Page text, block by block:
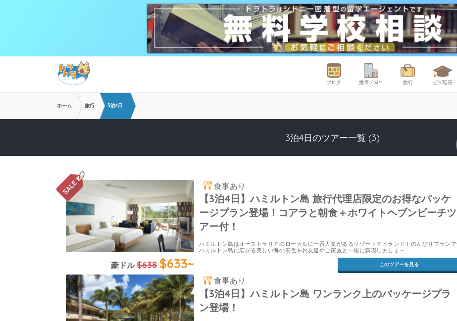
ブログ 携帯 / SIM 旅行 ビザ延長
ホーム 旅行 3泊4日
3泊4日のツアー一覧 (3)
豪ドル $638 $633~
食事あり
【3泊4日】ハミルトン島 旅行代理店限定のお得なパッケ
ージプラン登場！コアラと朝食＋ホワイトヘブンビーチツ
アー付！
ハミルトン島はオーストラリアのローカルに一番人気があるリゾートアイランド！のんびりプランで
ハミルトン島に広がる美しい海の景色をお友達やご家族と一緒に満喫しましょ～
このツアーを見る
食事あり
【3泊4日】ハミルトン島 ワンランク上のパッケージプラ
ン登場！